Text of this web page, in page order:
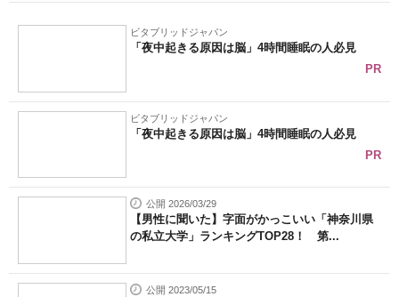
ちょっと気になるネットの話題
ビタブリッドジャパン
「夜中起きる原因は脳」4時間睡眠の人必見
PR
ビタブリッドジャパン
「夜中起きる原因は脳」4時間睡眠の人必見
PR
公開 2026/03/29
【男性に聞いた】字面がかっこいい「神奈川県
の私立大学」ランキングTOP28！ 第...
公開 2023/05/15